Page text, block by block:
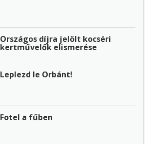
Országos díjra jelölt kocséri
kertművelők elismerése
Leplezd le Orbánt!
Fotel a fűben